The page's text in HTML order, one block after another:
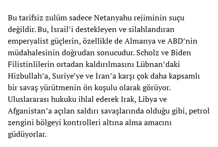
Bu tarifsiz zulüm sadece Netanyahu rejiminin suçu
değildir. Bu, İsrail’i destekleyen ve silahlandıran
emperyalist güçlerin, özellikle de Almanya ve ABD’nin
müdahalesinin doğrudan sonucudur. Scholz ve Biden
Filistinlilerin ortadan kaldırılmasını Lübnan’daki
Hizbullah’a, Suriye’ye ve İran’a karşı çok daha kapsamlı
bir savaş yürütmenin ön koşulu olarak görüyor.
Uluslararası hukuku ihlal ederek Irak, Libya ve
Afganistan’a açılan saldırı savaşlarında olduğu gibi, petrol
zengini bölgeyi kontrolleri altına alma amacını
güdüyorlar.